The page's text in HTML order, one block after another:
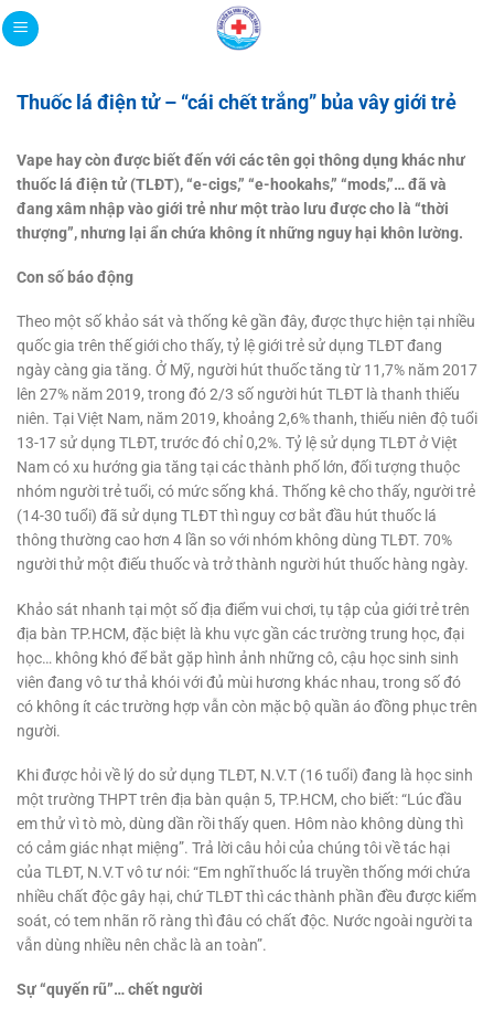
Bỏ
qua
dung
Thuốc lá điện tử – “cái chết trắng” bủa vây giới trẻ
Vape hay còn được biết đến với các tên gọi thông dụng khác như
thuốc lá điện tử (TLĐT), “e-cigs,” “e-hookahs,” “mods,”… đã và
đang xâm nhập vào giới trẻ như một trào lưu được cho là “thời
thượng”, nhưng lại ẩn chứa không ít những nguy hại khôn lường.
Con số báo động
Theo một số khảo sát và thống kê gần đây, được thực hiện tại nhiều
quốc gia trên thế giới cho thấy, tỷ lệ giới trẻ sử dụng TLĐT đang
ngày càng gia tăng. Ở Mỹ, người hút thuốc tăng từ 11,7% năm 2017
lên 27% năm 2019, trong đó 2/3 số người hút TLĐT là thanh thiếu
niên. Tại Việt Nam, năm 2019, khoảng 2,6% thanh, thiếu niên độ tuổi
13-17 sử dụng TLĐT, trước đó chỉ 0,2%. Tỷ lệ sử dụng TLĐT ở Việt
Nam có xu hướng gia tăng tại các thành phố lớn, đối tượng thuộc
nhóm người trẻ tuổi, có mức sống khá. Thống kê cho thấy, người trẻ
(14-30 tuổi) đã sử dụng TLĐT thì nguy cơ bắt đầu hút thuốc lá
thông thường cao hơn 4 lần so với nhóm không dùng TLĐT. 70%
người thử một điếu thuốc và trở thành người hút thuốc hàng ngày.
Khảo sát nhanh tại một số địa điểm vui chơi, tụ tập của giới trẻ trên
địa bàn TP.HCM, đặc biệt là khu vực gần các trường trung học, đại
học… không khó để bắt gặp hình ảnh những cô, cậu học sinh sinh
viên đang vô tư thả khói với đủ mùi hương khác nhau, trong số đó
có không ít các trường hợp vẫn còn mặc bộ quần áo đồng phục trên
người.
Khi được hỏi về lý do sử dụng TLĐT, N.V.T (16 tuổi) đang là học sinh
một trường THPT trên địa bàn quận 5, TP.HCM, cho biết: “Lúc đầu
em thử vì tò mò, dùng dần rồi thấy quen. Hôm nào không dùng thì
có cảm giác nhạt miệng”. Trả lời câu hỏi của chúng tôi về tác hại
của TLĐT, N.V.T vô tư nói: “Em nghĩ thuốc lá truyền thống mới chứa
nhiều chất độc gây hại, chứ TLĐT thì các thành phần đều được kiểm
soát, có tem nhãn rõ ràng thì đâu có chất độc. Nước ngoài người ta
vẫn dùng nhiều nên chắc là an toàn”.
Sự “quyến rũ”… chết người